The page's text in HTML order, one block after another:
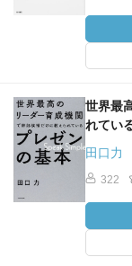
世界最
れてい
田口力
322